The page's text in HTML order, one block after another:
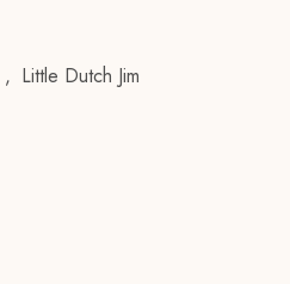
, Little Dutch Jim